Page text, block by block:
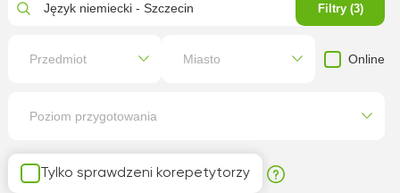
Tylko sprawdzeni korepetytorzy
Język niemiecki - Szczecin Filtry (3)
Przedmiot Miasto Online
Poziom przygotowania